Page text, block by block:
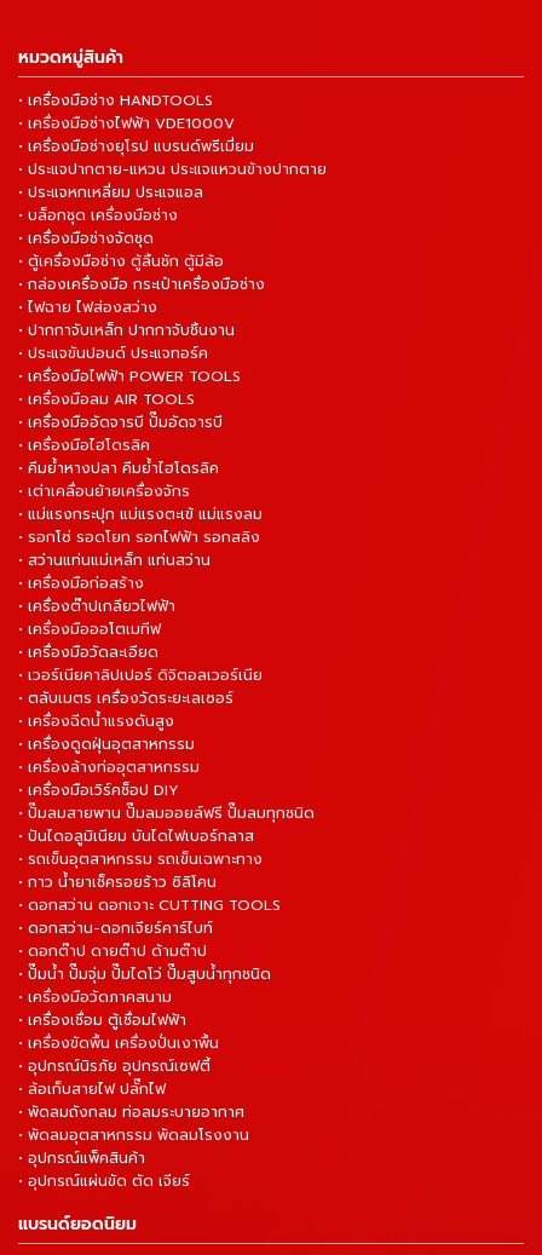
หมวดหมู่สินค้า
• เครื่องมือช่าง HANDTOOLS
• เครื่องมือช่างไฟฟ้า VDE1000V
• เครื่องมือช่างยุโรป แบรนด์พรีเมี่ยม
• ประแจปากตาย-แหวน ประแจแหวนข้างปากตาย
• ประแจหกเหลี่ยม ประแจแอล
• บล็อกชุด เครื่องมือช่าง
• เครื่องมือช่างจัดชุด
• ตู้เครื่องมือช่าง ตู้ลิ้นชัก ตู้มีล้อ
• กล่องเครื่องมือ กระเป๋าเครื่องมือช่าง
• ไฟฉาย ไฟส่องสว่าง
• ปากกาจับเหล็ก ปากกาจับชิ้นงาน
• ประแจขันปอนด์ ประแจทอร์ค
• เครื่องมือไฟฟ้า POWER TOOLS
• เครื่องมือลม AIR TOOLS
• เครื่องมืออัดจารบี ปั๊มอัดจารบี
• เครื่องมือไฮโดรลิค
• คีมย้ำหางปลา คีมย้ำไฮโดรลิค
• เต่าเคลื่อนย้ายเครื่องจักร
• แม่แรงกระปุก แม่แรงตะเข้ แม่แรงลม
• รอกโซ่ รอดโยก รอกไฟฟ้า รอกสลิง
• สว่านแท่นแม่เหล็ก แท่นสว่าน
• เครื่องมือก่อสร้าง
• เครื่องต๊าปเกลียวไฟฟ้า
• เครื่องมือออโตเมทีฟ
• เครื่องมือวัดละเอียด
• เวอร์เนียคาลิปเปอร์ ดิจิตอลเวอร์เนีย
• ตลับเมตร เครื่องวัดระยะเลเซอร์
• เครื่องฉีดน้ำแรงดันสูง
• เครื่องดูดฝุ่นอุตสาหกรรม
• เครื่องล้างท่ออุตสาหกรรม
• เครื่องมือเวิร์คช็อป DIY
• ปั๊มลมสายพาน ปั๊มลมออยล์ฟรี ปั๊มลมทุกชนิด
• ปันไดอลูมิเนียม บันไดไฟเบอร์กลาส
• รถเข็นอุตสาหกรรม รถเข็นเฉพาะทาง
• กาว น้ำยาเช็ครอยร้าว ซิลิโคน
• ดอกสว่าน ดอกเจาะ CUTTING TOOLS
• ดอกสว่าน-ดอกเจียร์คาร์ไบท์
• ดอกต๊าป ดายต๊าป ด้ามต๊าป
• ปั๊มน้ำ ปั๊มจุ่ม ปั๊มไดโว่ ปั๊มสูบน้ำทุกชนิด
• เครื่องมือวัดภาคสนาม
• เครื่องเชื่อม ตู้เชื่อมไฟฟ้า
• เครื่องขัดพื้น เครื่องปั่นเงาพื้น
• อุปกรณ์นิรภัย อุปกรณ์เซฟตี้
• ล้อเก็บสายไฟ ปลั๊กไฟ
• พัดลมถังกลม ท่อลมระบายอากาศ
• พัดลมอุตสาหกรรม พัดลมโรงงาน
• อุปกรณ์แพ็คสินค้า
• อุปกรณ์แผ่นขัด ตัด เจียร์
แบรนด์ยอดนิยม